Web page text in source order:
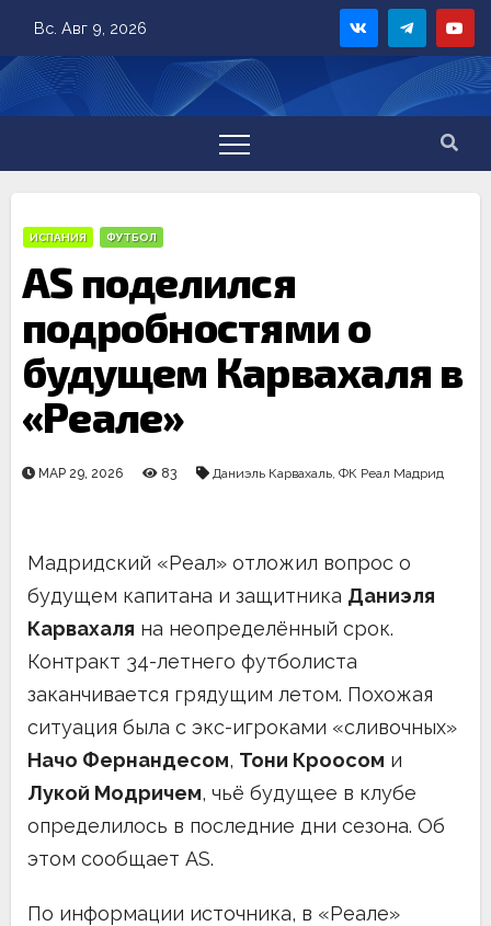
content
Вс. Авг 9, 2026
ИСПАНИЯ ФУТБОЛ
AS поделился
подробностями о
будущем Карвахаля в
«Реале»
МАР 29, 2026 83 Даниэль Карвахаль, ФК Реал Мадрид
Мадридский «Реал» отложил вопрос о
будущем капитана и защитника Даниэля
Карвахаля на неопределённый срок.
Контракт 34-летнего футболиста
заканчивается грядущим летом. Похожая
ситуация была с экс-игроками «сливочных»
Начо Фернандесом, Тони Кроосом и
Лукой Модричем, чьё будущее в клубе
определилось в последние дни сезона. Об
этом сообщает AS.
По информации источника, в «Реале»